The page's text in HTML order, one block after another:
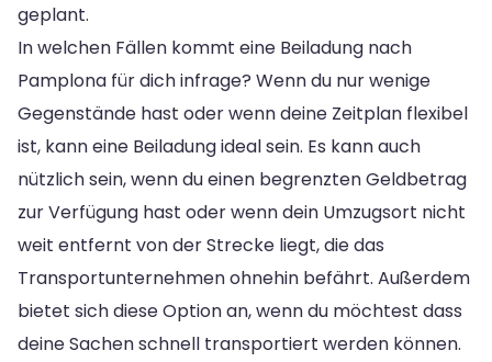
geplant.
In welchen Fällen kommt eine Beiladung nach
Pamplona für dich infrage? Wenn du nur wenige
Gegenstände hast oder wenn deine Zeitplan flexibel
ist, kann eine Beiladung ideal sein. Es kann auch
nützlich sein, wenn du einen begrenzten Geldbetrag
zur Verfügung hast oder wenn dein Umzugsort nicht
weit entfernt von der Strecke liegt, die das
Transportunternehmen ohnehin befährt. Außerdem
bietet sich diese Option an, wenn du möchtest dass
deine Sachen schnell transportiert werden können.